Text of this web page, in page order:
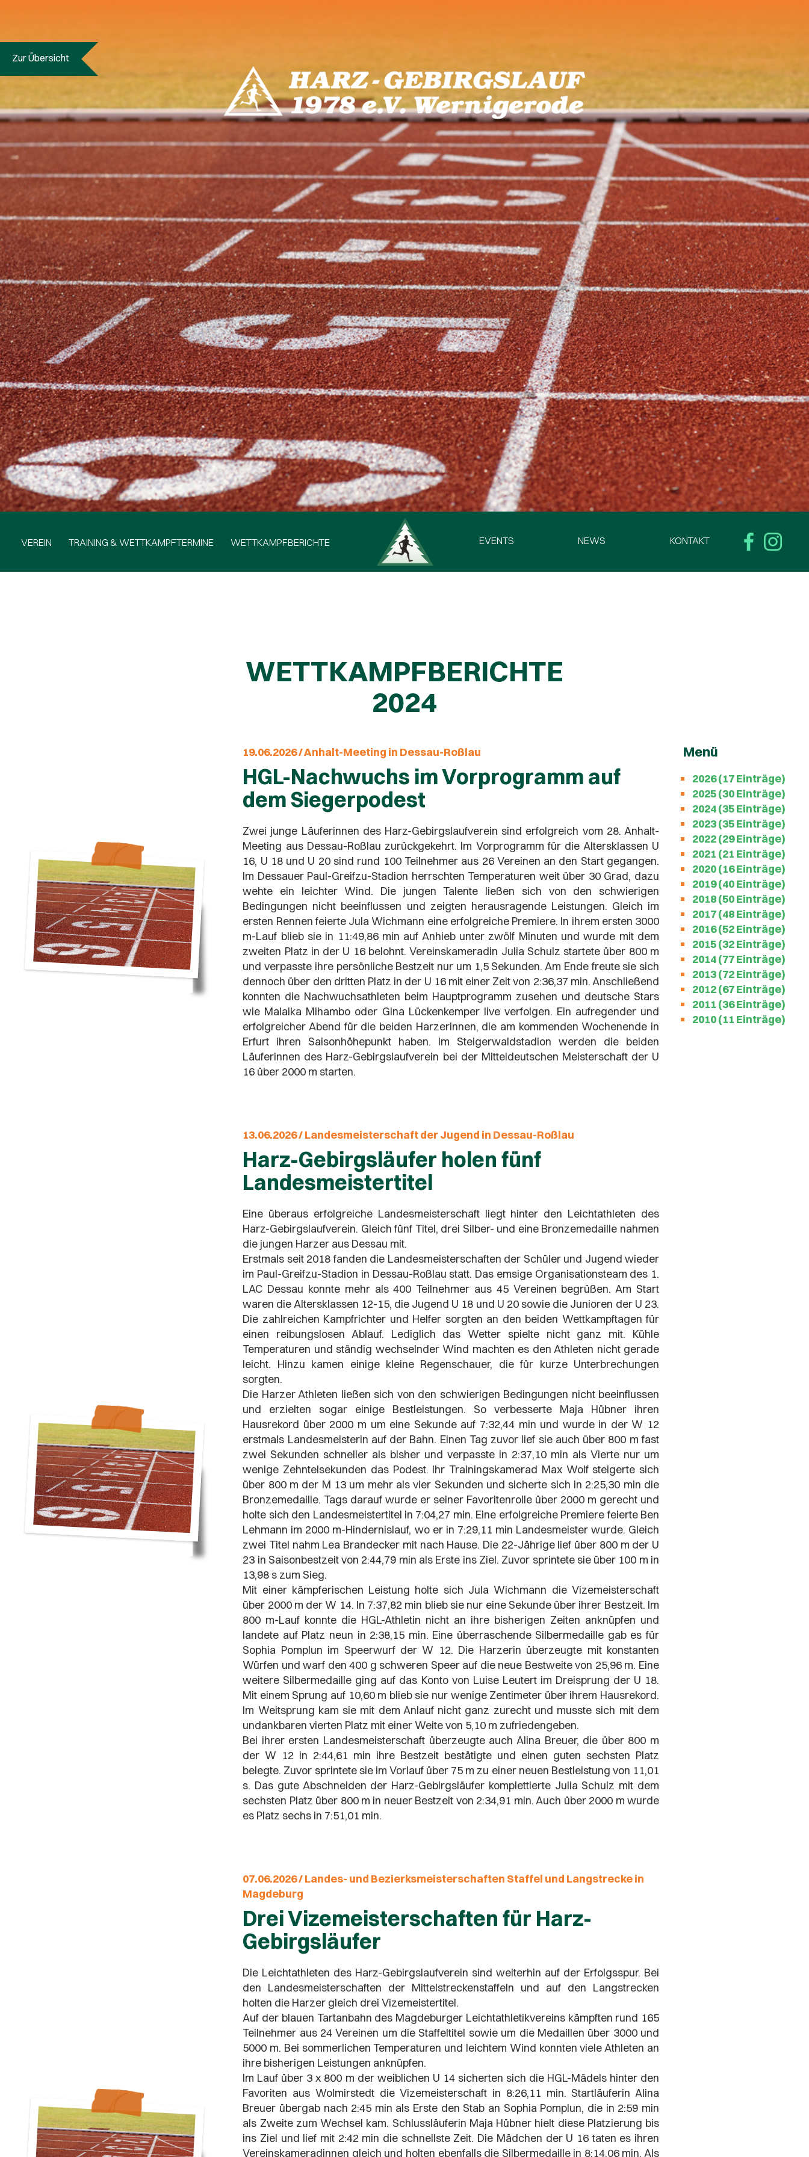
VEREIN TRAINING & WETTKAMPFTERMINE WETTKAMPFBERICHTE EVENTS NEWS KONTAKT
Zur Übersicht
WETTKAMPFBERICHTE
2024
Menü
2026 (17 Einträge)
2025 (30 Einträge)
2024 (35 Einträge)
2023 (35 Einträge)
2022 (29 Einträge)
2021 (21 Einträge)
2020 (16 Einträge)
2019 (40 Einträge)
2018 (50 Einträge)
2017 (48 Einträge)
2016 (52 Einträge)
2015 (32 Einträge)
2014 (77 Einträge)
2013 (72 Einträge)
2012 (67 Einträge)
2011 (36 Einträge)
2010 (11 Einträge)
19.06.2026 / Anhalt-Meeting in Dessau-Roßlau
HGL-Nachwuchs im Vorprogramm auf
dem Siegerpodest
Zwei junge Läuferinnen des Harz-Gebirgslaufverein sind erfolgreich vom 28. Anhalt-
Meeting aus Dessau-Roßlau zurückgekehrt. Im Vorprogramm für die Altersklassen U
16, U 18 und U 20 sind rund 100 Teilnehmer aus 26 Vereinen an den Start gegangen.
Im Dessauer Paul-Greifzu-Stadion herrschten Temperaturen weit über 30 Grad, dazu
wehte ein leichter Wind. Die jungen Talente ließen sich von den schwierigen
Bedingungen nicht beeinflussen und zeigten herausragende Leistungen. Gleich im
ersten Rennen feierte Jula Wichmann eine erfolgreiche Premiere. In ihrem ersten 3000
m-Lauf blieb sie in 11:49,86 min auf Anhieb unter zwölf Minuten und wurde mit dem
zweiten Platz in der U 16 belohnt. Vereinskameradin Julia Schulz startete über 800 m
und verpasste ihre persönliche Bestzeit nur um 1,5 Sekunden. Am Ende freute sie sich
dennoch über den dritten Platz in der U 16 mit einer Zeit von 2:36,37 min. Anschließend
konnten die Nachwuchsathleten beim Hauptprogramm zusehen und deutsche Stars
wie Malaika Mihambo oder Gina Lückenkemper live verfolgen. Ein aufregender und
erfolgreicher Abend für die beiden Harzerinnen, die am kommenden Wochenende in
Erfurt ihren Saisonhöhepunkt haben. Im Steigerwaldstadion werden die beiden
Läuferinnen des Harz-Gebirgslaufverein bei der Mitteldeutschen Meisterschaft der U
16 über 2000 m starten.
13.06.2026 / Landesmeisterschaft der Jugend in Dessau-Roßlau
Harz-Gebirgsläufer holen fünf
Landesmeistertitel
Eine überaus erfolgreiche Landesmeisterschaft liegt hinter den Leichtathleten des
Harz-Gebirgslaufverein. Gleich fünf Titel, drei Silber- und eine Bronzemedaille nahmen
die jungen Harzer aus Dessau mit.
Erstmals seit 2018 fanden die Landesmeisterschaften der Schüler und Jugend wieder
im Paul-Greifzu-Stadion in Dessau-Roßlau statt. Das emsige Organisationsteam des 1.
LAC Dessau konnte mehr als 400 Teilnehmer aus 45 Vereinen begrüßen. Am Start
waren die Altersklassen 12-15, die Jugend U 18 und U 20 sowie die Junioren der U 23.
Die zahlreichen Kampfrichter und Helfer sorgten an den beiden Wettkampftagen für
einen reibungslosen Ablauf. Lediglich das Wetter spielte nicht ganz mit. Kühle
Temperaturen und ständig wechselnder Wind machten es den Athleten nicht gerade
leicht. Hinzu kamen einige kleine Regenschauer, die für kurze Unterbrechungen
sorgten.
Die Harzer Athleten ließen sich von den schwierigen Bedingungen nicht beeinflussen
und erzielten sogar einige Bestleistungen. So verbesserte Maja Hübner ihren
Hausrekord über 2000 m um eine Sekunde auf 7:32,44 min und wurde in der W 12
erstmals Landesmeisterin auf der Bahn. Einen Tag zuvor lief sie auch über 800 m fast
zwei Sekunden schneller als bisher und verpasste in 2:37,10 min als Vierte nur um
wenige Zehntelsekunden das Podest. Ihr Trainingskamerad Max Wolf steigerte sich
über 800 m der M 13 um mehr als vier Sekunden und sicherte sich in 2:25,30 min die
Bronzemedaille. Tags darauf wurde er seiner Favoritenrolle über 2000 m gerecht und
holte sich den Landesmeistertitel in 7:04,27 min. Eine erfolgreiche Premiere feierte Ben
Lehmann im 2000 m-Hindernislauf, wo er in 7:29,11 min Landesmeister wurde. Gleich
zwei Titel nahm Lea Brandecker mit nach Hause. Die 22-Jährige lief über 800 m der U
23 in Saisonbestzeit von 2:44,79 min als Erste ins Ziel. Zuvor sprintete sie über 100 m in
13,98 s zum Sieg.
Mit einer kämpferischen Leistung holte sich Jula Wichmann die Vizemeisterschaft
über 2000 m der W 14. In 7:37,82 min blieb sie nur eine Sekunde über ihrer Bestzeit. Im
800 m-Lauf konnte die HGL-Athletin nicht an ihre bisherigen Zeiten anknüpfen und
landete auf Platz neun in 2:38,15 min. Eine überraschende Silbermedaille gab es für
Sophia Pomplun im Speerwurf der W 12. Die Harzerin überzeugte mit konstanten
Würfen und warf den 400 g schweren Speer auf die neue Bestweite von 25,96 m. Eine
weitere Silbermedaille ging auf das Konto von Luise Leutert im Dreisprung der U 18.
Mit einem Sprung auf 10,60 m blieb sie nur wenige Zentimeter über ihrem Hausrekord.
Im Weitsprung kam sie mit dem Anlauf nicht ganz zurecht und musste sich mit dem
undankbaren vierten Platz mit einer Weite von 5,10 m zufriedengeben.
Bei ihrer ersten Landesmeisterschaft überzeugte auch Alina Breuer, die über 800 m
der W 12 in 2:44,61 min ihre Bestzeit bestätigte und einen guten sechsten Platz
belegte. Zuvor sprintete sie im Vorlauf über 75 m zu einer neuen Bestleistung von 11,01
s. Das gute Abschneiden der Harz-Gebirgsläufer komplettierte Julia Schulz mit dem
sechsten Platz über 800 m in neuer Bestzeit von 2:34,91 min. Auch über 2000 m wurde
es Platz sechs in 7:51,01 min.
07.06.2026 / Landes- und Bezierksmeisterschaften Staffel und Langstrecke in
Magdeburg
Drei Vizemeisterschaften für Harz-
Gebirgsläufer
Die Leichtathleten des Harz-Gebirgslaufverein sind weiterhin auf der Erfolgsspur. Bei
den Landesmeisterschaften der Mittelstreckenstaffeln und auf den Langstrecken
holten die Harzer gleich drei Vizemeistertitel.
Auf der blauen Tartanbahn des Magdeburger Leichtathletikvereins kämpften rund 165
Teilnehmer aus 24 Vereinen um die Staffeltitel sowie um die Medaillen über 3000 und
5000 m. Bei sommerlichen Temperaturen und leichtem Wind konnten viele Athleten an
ihre bisherigen Leistungen anknüpfen.
Im Lauf über 3 x 800 m der weiblichen U 14 sicherten sich die HGL-Mädels hinter den
Favoriten aus Wolmirstedt die Vizemeisterschaft in 8:26,11 min. Startläuferin Alina
Breuer übergab nach 2:45 min als Erste den Stab an Sophia Pomplun, die in 2:59 min
als Zweite zum Wechsel kam. Schlussläuferin Maja Hübner hielt diese Platzierung bis
ins Ziel und lief mit 2:42 min die schnellste Zeit. Die Mädchen der U 16 taten es ihren
Vereinskameradinnen gleich und holten ebenfalls die Silbermedaille in 8:14,06 min. Als